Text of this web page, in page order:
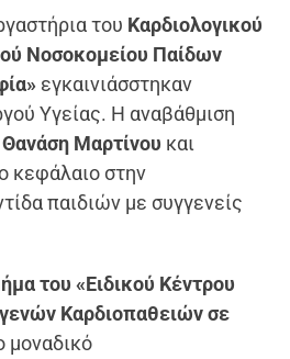
του Καρδιολογικού
Νοσοκομείου Παίδων
εγκαινιάσστηκαν
Υγείας. Η αναβάθμιση
Μαρτίνου και
κεφάλαιο στην
παιδιών με συγγενείς
του «Ειδικού Κέντρου
Καρδιοπαθειών σε
μοναδικό